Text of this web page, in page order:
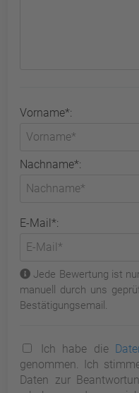
Vorname*:
Nachname*:
E-Mail*:
Jede Bewertung ist
manuell durch uns
Bestätigungsemail.
Ich habe die
genommen. Ich
Daten zur